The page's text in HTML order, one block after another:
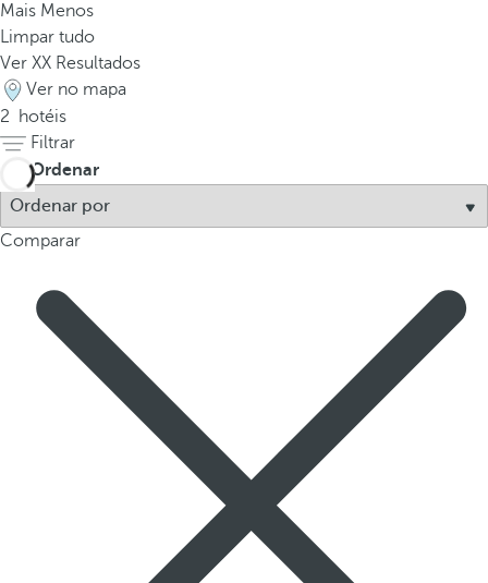
Mais Menos
Limpar tudo
Ver XX Resultados
Ver no mapa
2
hotéis
Filtrar
Ordenar
Comparar